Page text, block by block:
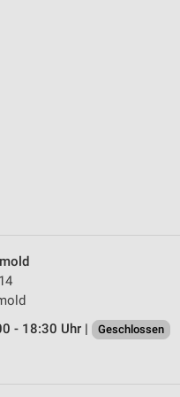
- 18:30 Uhr |
Geschlossen